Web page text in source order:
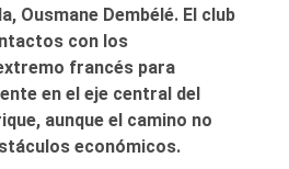
Ousmane Dembélé. El club
con los
francés para
en el eje central del
aunque el camino no
económicos.